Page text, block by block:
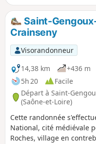
Saint-
Crainseny
Visorandonneur
14,38 km
+436 m
5h 20
Facile
Départ à Saint-
(Saône-et-Loire)
Cette randonnée
National, cité médiévale
Roches, village en